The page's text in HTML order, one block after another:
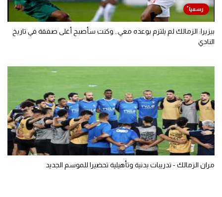
بيزيرا: الزمالك لم يلتزم بوعده معي.. وكنت سأصبح أغلى صفقة في تاريخ
النادي
مران الزمالك - تدريبات بدنية وتأهيلية تحضيرا للموسم الجديد